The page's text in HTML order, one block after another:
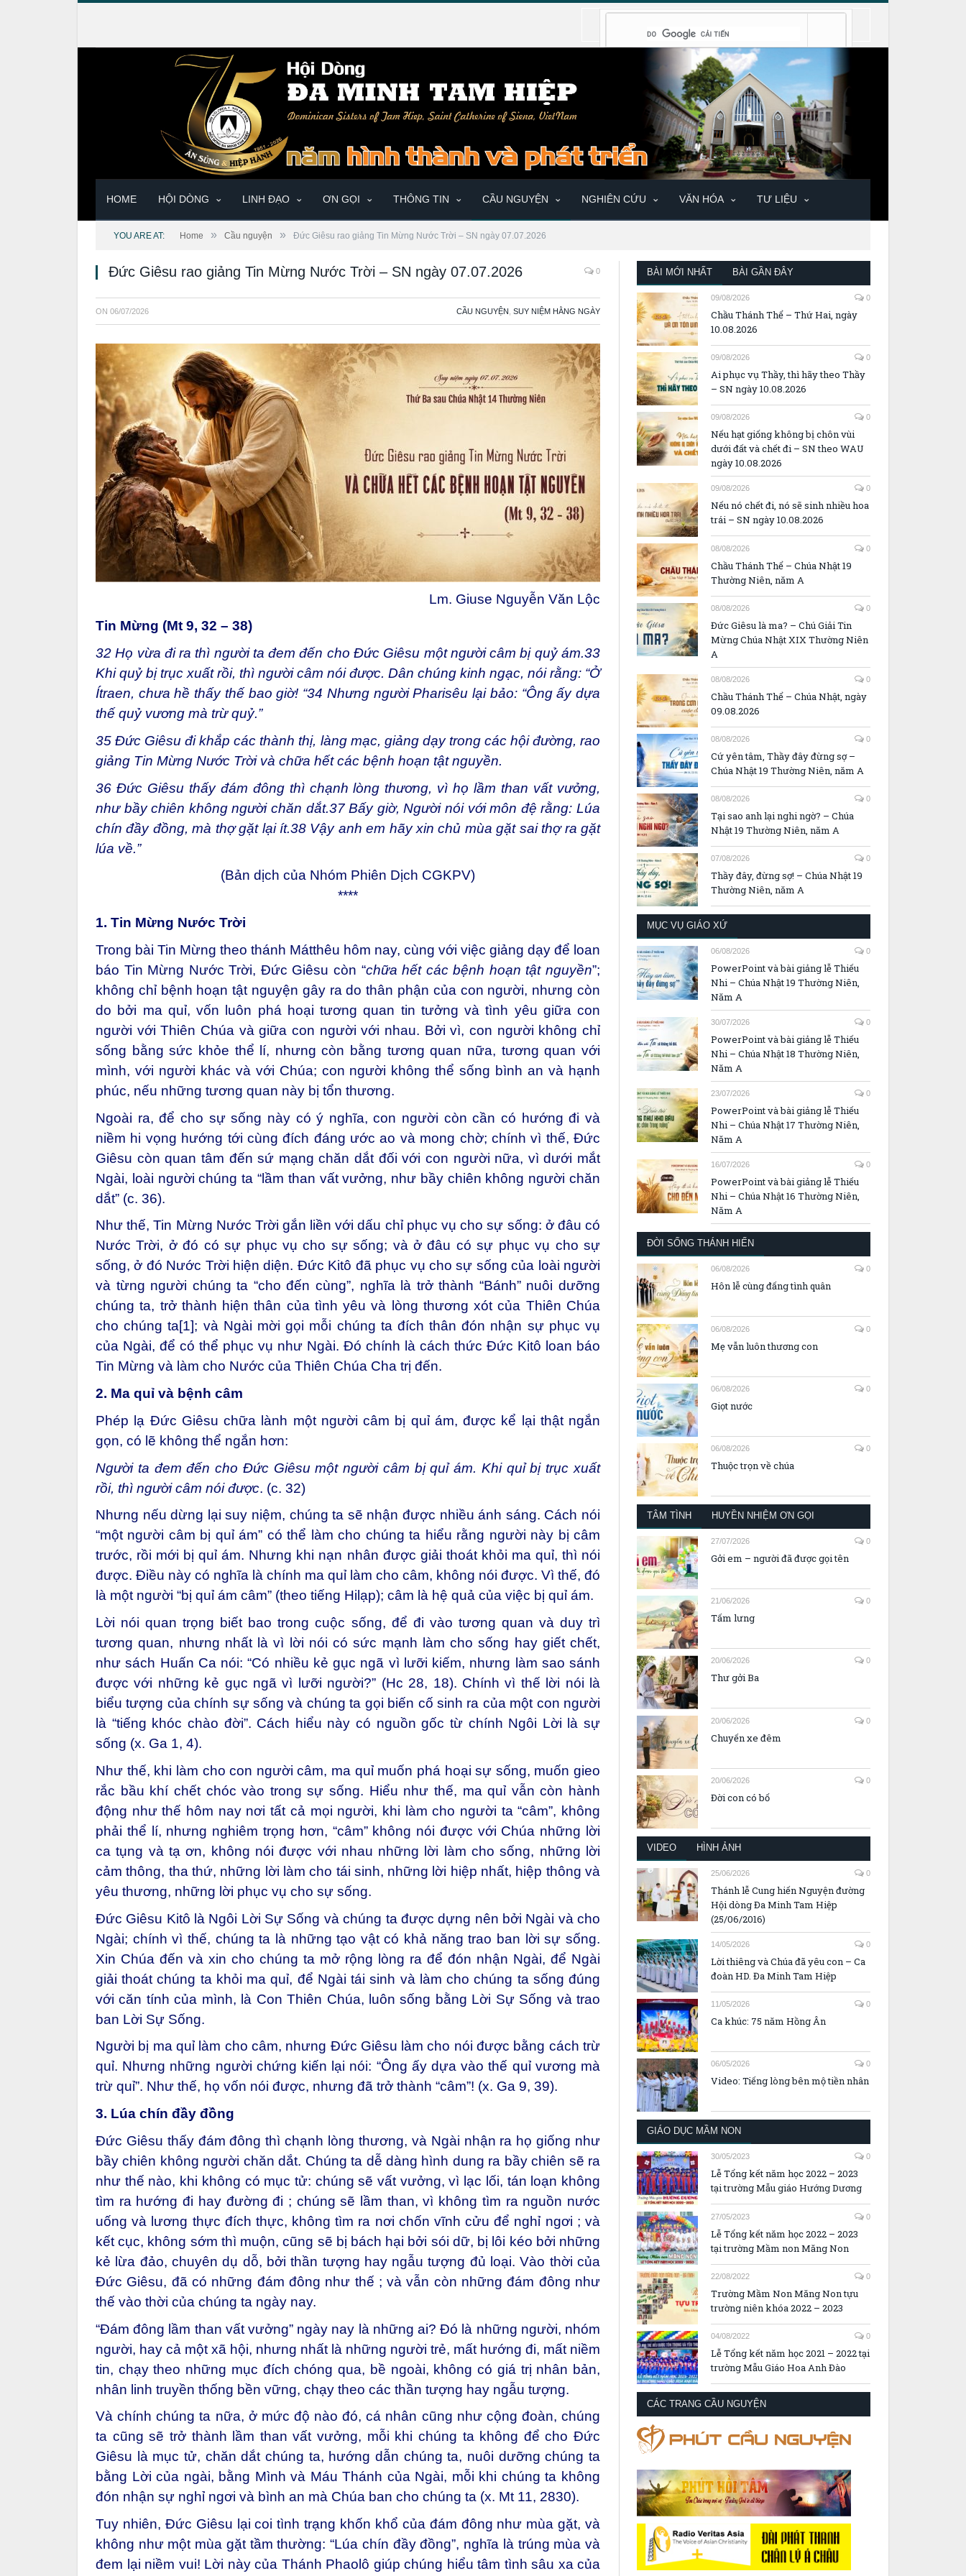
HOME HỘI DÒNG LINH ĐẠO ƠN GỌI THÔNG TIN CẦU NGUYỆN NGHIÊN CỨU VĂN HÓA TƯ LIỆU
YOU ARE AT: Home » Cầu nguyện » Đức Giêsu rao giảng Tin Mừng Nước Trời – SN ngày 07.07.2026
Đức Giêsu rao giảng Tin Mừng Nước Trời – SN ngày 07.07.2026 0
ON 06/07/2026 CẦU NGUYỆN SUY NIỆM HẰNG NGÀY
Lm. Giuse Nguyễn Văn Lộc
Tin Mừng (Mt 9, 32 – 38)
32 Họ vừa đi ra thì người ta đem đến cho Đức Giêsu một người câm bị quỷ ám.33
Khi quỷ bị trục xuất rồi, thì người câm nói được. Dân chúng kinh ngạc, nói rằng: “Ở
Ítraen, chưa hề thấy thế bao giờ! “34 Nhưng người Pharisêu lại bảo: “Ông ấy dựa
thế quỷ vương mà trừ quỷ.”
35 Đức Giêsu đi khắp các thành thị, làng mạc, giảng dạy trong các hội đường, rao
giảng Tin Mừng Nước Trời và chữa hết các bệnh hoạn tật nguyền.
36 Đức Giêsu thấy đám đông thì chạnh lòng thương, vì họ lầm than vất vưởng,
như bầy chiên không người chăn dắt.37Bấy giờ, Người nói với môn đệ rằng: Lúa
chín đầy đồng, mà thợ gặt lại ít.38Vậy anh em hãy xin chủ mùa gặt sai thợ ra gặt
lúa về.”
(Bản dịch của Nhóm Phiên Dịch CGKPV)
****
1. Tin Mừng Nước Trời
Trong bài Tin Mừng theo thánh Mátthêu hôm nay, cùng với việc giảng dạy để loan
báo Tin Mừng Nước Trời, Đức Giêsu còn “chữa hết các bệnh hoạn tật nguyền”;
không chỉ bệnh hoạn tật nguyện gây ra do thân phận của con người, nhưng còn
do bởi ma quỉ, vốn luôn phá hoại tương quan tin tưởng và tình yêu giữa con
người với Thiên Chúa và giữa con người với nhau. Bởi vì, con người không chỉ
sống bằng sức khỏe thể lí, nhưng còn bằng tương quan nữa, tương quan với
mình, với người khác và với Chúa; con người không thể sống bình an và hạnh
phúc, nếu những tương quan này bị tổn thương.
Ngoài ra, để cho sự sống này có ý nghĩa, con người còn cần có hướng đi và
niềm hi vọng hướng tới cùng đích đáng ước ao và mong chờ; chính vì thế, Đức
Giêsu còn quan tâm đến sứ mạng chăn dắt đối với con người nữa, vì dưới mắt
Ngài, loài người chúng ta “lầm than vất vưởng, như bầy chiên không người chăn
dắt” (c. 36).
Như thế, Tin Mừng Nước Trời gắn liền với dấu chỉ phục vụ cho sự sống: ở đâu có
Nước Trời, ở đó có sự phục vụ cho sự sống; và ở đâu có sự phục vụ cho sự
sống, ở đó Nước Trời hiện diện. Đức Kitô đã phục vụ cho sự sống của loài người
và từng người chúng ta “cho đến cùng”, nghĩa là trở thành “Bánh” nuôi dưỡng
chúng ta, trở thành hiện thân của tình yêu và lòng thương xót của Thiên Chúa
cho chúng ta[1]; và Ngài mời gọi mỗi chúng ta đích thân đón nhận sự phục vụ
của Ngài, để có thể phục vụ như Ngài. Đó chính là cách thức Đức Kitô loan báo
Tin Mừng và làm cho Nước của Thiên Chúa Cha trị đến.
2. Ma quỉ và bệnh câm
Phép lạ Đức Giêsu chữa lành một người câm bị quỉ ám, được kể lại thật ngắn
gọn, có lẽ không thể ngắn hơn:
Người ta đem đến cho Đức Giêsu một người câm bị quỉ ám. Khi quỉ bị trục xuất
rồi, thì người câm nói được. (c. 32)
Nhưng nếu dừng lại suy niệm, chúng ta sẽ nhận được nhiều ánh sáng. Cách nói
“một người câm bị quỉ ám” có thể làm cho chúng ta hiểu rằng người này bị câm
trước, rồi mới bị quỉ ám. Nhưng khi nạn nhân được giải thoát khỏi ma quỉ, thì nói
được. Điều này có nghĩa là chính ma quỉ làm cho câm, không nói được. Vì thế, đó
là một người “bị quỉ ám câm” (theo tiếng Hilạp); câm là hệ quả của việc bị quỉ ám.
Lời nói quan trọng biết bao trong cuộc sống, để đi vào tương quan và duy trì
tương quan, nhưng nhất là vì lời nói có sức mạnh làm cho sống hay giết chết,
như sách Huấn Ca nói: “Có nhiều kẻ gục ngã vì lưỡi kiếm, nhưng làm sao sánh
được với những kẻ gục ngã vì lưỡi người?” (Hc 28, 18). Chính vì thế lời nói là
biểu tượng của chính sự sống và chúng ta gọi biến cố sinh ra của một con người
là “tiếng khóc chào đời”. Cách hiểu này có nguồn gốc từ chính Ngôi Lời là sự
sống (x. Ga 1, 4).
Như thế, khi làm cho con người câm, ma quỉ muốn phá hoại sự sống, muốn gieo
rắc bầu khí chết chóc vào trong sự sống. Hiểu như thế, ma quỉ vẫn còn hành
động như thế hôm nay nơi tất cả mọi người, khi làm cho người ta “câm”, không
phải thể lí, nhưng nghiêm trọng hơn, “câm” không nói được với Chúa những lời
ca tụng và tạ ơn, không nói được với nhau những lời làm cho sống, những lời
cảm thông, tha thứ, những lời làm cho tái sinh, những lời hiệp nhất, hiệp thông và
yêu thương, những lời phục vụ cho sự sống.
Đức Giêsu Kitô là Ngôi Lời Sự Sống và chúng ta được dựng nên bởi Ngài và cho
Ngài; chính vì thế, chúng ta là những tạo vật có khả năng trao ban lời sự sống.
Xin Chúa đến và xin cho chúng ta mở rộng lòng ra để đón nhận Ngài, để Ngài
giải thoát chúng ta khỏi ma quỉ, để Ngài tái sinh và làm cho chúng ta sống đúng
với căn tính của mình, là Con Thiên Chúa, luôn sống bằng Lời Sự Sống và trao
ban Lời Sự Sống.
Người bị ma quỉ làm cho câm, nhưng Đức Giêsu làm cho nói được bằng cách trừ
quỉ. Nhưng những người chứng kiến lại nói: “Ông ấy dựa vào thế quỉ vương mà
trừ quỉ”. Như thế, họ vốn nói được, nhưng đã trở thành “câm”! (x. Ga 9, 39).
3. Lúa chín đầy đồng
Đức Giêsu thấy đám đông thì chạnh lòng thương, và Ngài nhận ra họ giống như
bầy chiên không người chăn dắt. Chúng ta dễ dàng hình dung ra bầy chiên sẽ ra
như thế nào, khi không có mục tử: chúng sẽ vất vưởng, vì lạc lối, tán loạn không
tìm ra hướng đi hay đường đi ; chúng sẽ lầm than, vì không tìm ra nguồn nước
uống và lương thực đích thực, không tìm ra nơi chốn vĩnh cửu để nghỉ ngơi ; và
kết cục, không sớm thì muộn, cũng sẽ bị bách hại bởi sói dữ, bị lôi kéo bởi những
kẻ lừa đảo, chuyên dụ dỗ, bởi thần tượng hay ngẫu tượng đủ loại. Vào thời của
Đức Giêsu, đã có những đám đông như thế ; và vẫn còn những đám đông như
thế vào thời của chúng ta ngày nay.
“Đám đông lầm than vất vưởng” ngày nay là những ai? Đó là những người, nhóm
người, hay cả một xã hội, nhưng nhất là những người trẻ, mất hướng đi, mất niềm
tin, chạy theo những mục đích chóng qua, bề ngoài, không có giá trị nhân bản,
nhân linh truyền thống bền vững, chạy theo các thần tượng hay ngẫu tượng.
Và chính chúng ta nữa, ở mức độ nào đó, cá nhân cũng như cộng đoàn, chúng
ta cũng sẽ trở thành lầm than vất vưởng, mỗi khi chúng ta không để cho Đức
Giêsu là mục tử, chăn dắt chúng ta, hướng dẫn chúng ta, nuôi dưỡng chúng ta
bằng Lời của ngài, bằng Mình và Máu Thánh của Ngài, mỗi khi chúng ta không
đón nhận sự nghỉ ngơi và bình an mà Chúa ban cho chúng ta (x. Mt 11, 2830).
Tuy nhiên, Đức Giêsu lại coi tình trạng khốn khổ của đám đông như mùa gặt, và
không như một mùa gặt tầm thường: “Lúa chín đầy đồng”, nghĩa là trúng mùa và
đem lại niềm vui! Lời này của Thánh Phaolô giúp chúng hiểu tâm tình sâu xa của
BÀI MỚI NHẤT BÀI GẦN ĐÂY
09/08/2026 0
Chầu Thánh Thể – Thứ Hai, ngày
10.08.2026
09/08/2026 0
Ai phục vụ Thầy, thì hãy theo Thầy
– SN ngày 10.08.2026
09/08/2026 0
Nếu hạt giống không bị chôn vùi
dưới đất và chết đi – SN theo WAU
ngày 10.08.2026
09/08/2026 0
Nếu nó chết đi, nó sẽ sinh nhiều hoa
trái – SN ngày 10.08.2026
08/08/2026 0
Chầu Thánh Thể – Chúa Nhật 19
Thường Niên, năm A
08/08/2026 0
Đức Giêsu là ma? – Chú Giải Tin
Mừng Chúa Nhật XIX Thường Niên
A
08/08/2026 0
Chầu Thánh Thể – Chúa Nhật, ngày
09.08.2026
08/08/2026 0
Cứ yên tâm, Thầy đây đừng sợ –
Chúa Nhật 19 Thường Niên, năm A
08/08/2026 0
Tại sao anh lại nghi ngờ? – Chúa
Nhật 19 Thường Niên, năm A
07/08/2026 0
Thầy đây, đừng sợ! – Chúa Nhật 19
Thường Niên, năm A
MỤC VỤ GIÁO XỨ
06/08/2026 0
PowerPoint và bài giảng lễ Thiếu
Nhi – Chúa Nhật 19 Thường Niên,
Năm A
30/07/2026 0
PowerPoint và bài giảng lễ Thiếu
Nhi – Chúa Nhật 18 Thường Niên,
Năm A
23/07/2026 0
PowerPoint và bài giảng lễ Thiếu
Nhi – Chúa Nhật 17 Thường Niên,
Năm A
16/07/2026 0
PowerPoint và bài giảng lễ Thiếu
Nhi – Chúa Nhật 16 Thường Niên,
Năm A
ĐỜI SỐNG THÁNH HIẾN
06/08/2026 0
Hôn lễ cùng đấng tình quân
06/08/2026 0
Mẹ vẫn luôn thương con
06/08/2026 0
Giọt nước
06/08/2026 0
Thuộc trọn về chúa
TÂM TÌNH HUYỀN NHIỆM ƠN GỌI
27/07/2026 0
Gởi em – người đã được gọi tên
21/06/2026 0
Tấm lưng
20/06/2026 0
Thư gởi Ba
20/06/2026 0
Chuyến xe đêm
20/06/2026 0
Đời con có bố
VIDEO HÌNH ẢNH
25/06/2026 0
Thánh lễ Cung hiến Nguyện đường
Hội dòng Đa Minh Tam Hiệp
(25/06/2016)
14/05/2026 0
Lời thiêng và Chúa đã yêu con – Ca
đoàn HD. Đa Minh Tam Hiệp
11/05/2026 0
Ca khúc: 75 năm Hồng Ân
06/05/2026 0
Video: Tiếng lòng bên mộ tiền nhân
GIÁO DỤC MẦM NON
30/05/2023 0
Lễ Tổng kết năm học 2022 – 2023
tại trường Mẫu giáo Hướng Dương
27/05/2023 0
Lễ Tổng kết năm học 2022 – 2023
tại trường Mầm non Măng Non
22/08/2022 0
Trường Mầm Non Măng Non tựu
trường niên khóa 2022 – 2023
04/08/2022 0
Lễ Tổng kết năm học 2021 – 2022 tại
trường Mẫu Giáo Hoa Anh Đào
CÁC TRANG CẦU NGUYỆN